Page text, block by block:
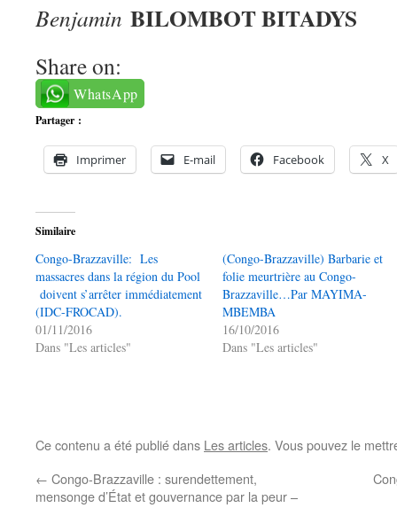
Benjamin BILOMBOT BITADYS
Share on:
WhatsApp
Partager :
Imprimer E-mail Facebook X
Similaire
Congo-Brazzaville: Les
massacres dans la région du Pool
doivent s’arrêter immédiatement
(IDC-FROCAD).
01/11/2016
Dans "Les articles"
(Congo-Brazzaville) Barbarie et
folie meurtrière au Congo-
Brazzaville…Par MAYIMA-
MBEMBA
16/10/2016
Dans "Les articles"
Ce contenu a été publié dans Les articles. Vous pouvez le
← Congo-Brazzaville : surendettement,
mensonge d’État et gouvernance par la peur –